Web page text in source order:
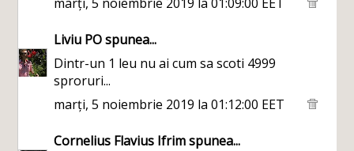
Liviu POspunea...
Dintr-un 1 leu nu ai cum sa scoti 4999
sproruri...
marți, 5 noiembrie 2019 la 01:12:00 EET
Cornelius Flavius Ifrimspunea...